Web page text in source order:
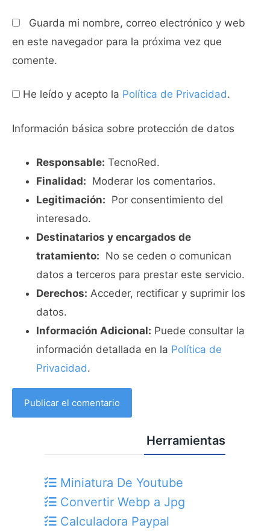
Guarda mi nombre, correo electrónico y web
en este navegador para la próxima vez que
comente.
He leído y acepto la Política de Privacidad.
Información básica sobre protección de datos
Responsable: TecnoRed.
Finalidad: Moderar los comentarios.
Legitimación: Por consentimiento del
interesado.
Destinatarios y encargados de
tratamiento: No se ceden o comunican
datos a terceros para prestar este servicio.
Derechos: Acceder, rectificar y suprimir los
datos.
Información Adicional: Puede consultar la
información detallada en la Política de
Privacidad.
Herramientas
Miniatura De Youtube
Convertir Webp a Jpg
Calculadora Paypal